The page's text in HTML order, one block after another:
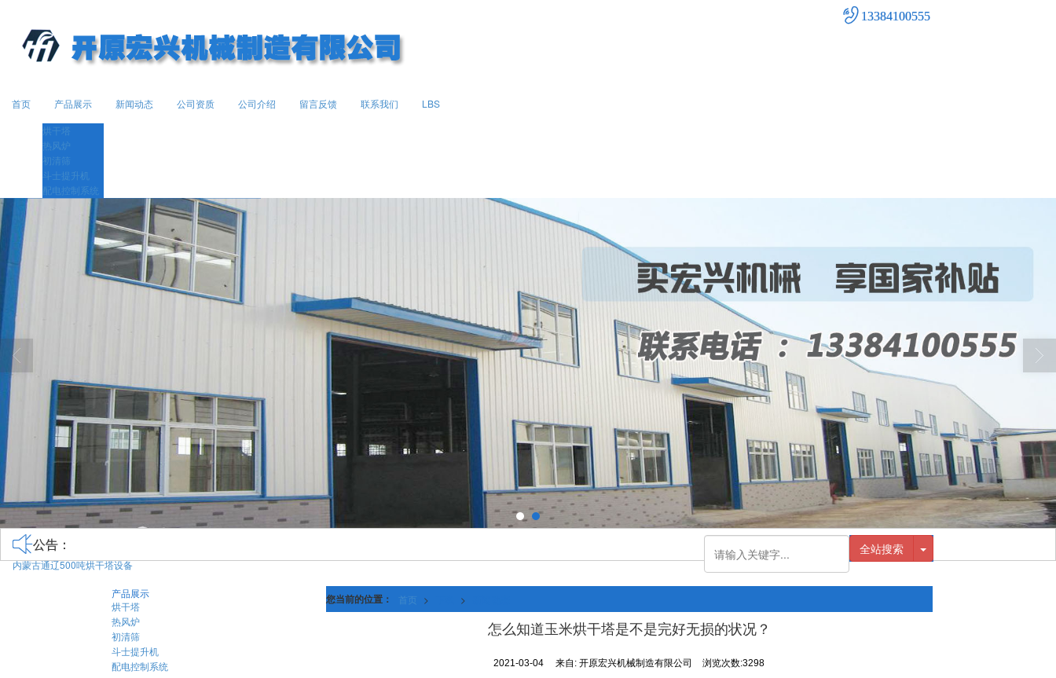
13384100555
首页
产品展示
烘干塔
热风炉
初清筛
斗士提升机
配电控制系统
新闻动态 公司资质 公司介绍 留言反馈 联系我们 LBS
公告：
内蒙古通辽500吨烘干塔设备
全站搜索
您当前的位置： 首页 > >
怎么知道玉米烘干塔是不是完好无损的状况？
2021-03-04 来自:开原宏兴机械制造有限公司 浏览次数:3298
产品展示
烘干塔
热风炉
初清筛
斗士提升机
配电控制系统